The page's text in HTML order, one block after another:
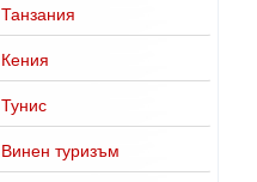
Танзания
Кения
Тунис
Винен туризъм